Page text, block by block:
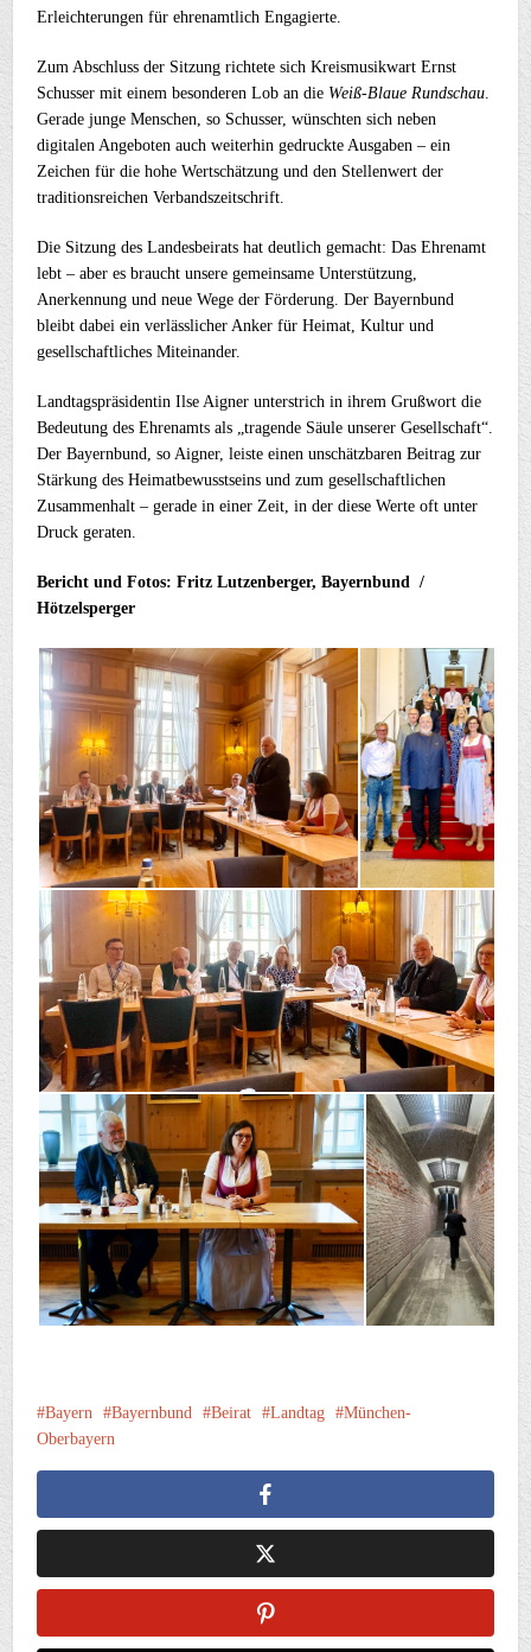
Erleichterungen für ehrenamtlich Engagierte.
Zum Abschluss der Sitzung richtete sich Kreismusikwart Ernst
Schusser mit einem besonderen Lob an die Weiß-Blaue Rundschau.
Gerade junge Menschen, so Schusser, wünschten sich neben
digitalen Angeboten auch weiterhin gedruckte Ausgaben – ein
Zeichen für die hohe Wertschätzung und den Stellenwert der
traditionsreichen Verbandszeitschrift.
Die Sitzung des Landesbeirats hat deutlich gemacht: Das Ehrenamt
lebt – aber es braucht unsere gemeinsame Unterstützung,
Anerkennung und neue Wege der Förderung. Der Bayernbund
bleibt dabei ein verlässlicher Anker für Heimat, Kultur und
gesellschaftliches Miteinander.
Landtagspräsidentin Ilse Aigner unterstrich in ihrem Grußwort die
Bedeutung des Ehrenamts als „tragende Säule unserer Gesellschaft“.
Der Bayernbund, so Aigner, leiste einen unschätzbaren Beitrag zur
Stärkung des Heimatbewusstseins und zum gesellschaftlichen
Zusammenhalt – gerade in einer Zeit, in der diese Werte oft unter
Druck geraten.
Bericht und Fotos: Fritz Lutzenberger, Bayernbund /
Hötzelsperger
Bayern Bayernbund Beirat Landtag
München-
Oberbayern